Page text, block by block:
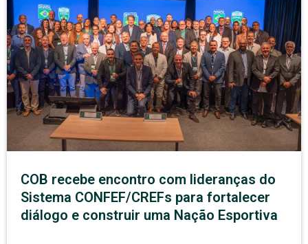
COB recebe encontro com lideranças do
Sistema CONFEF/CREFs para fortalecer
diálogo e construir uma Nação Esportiva